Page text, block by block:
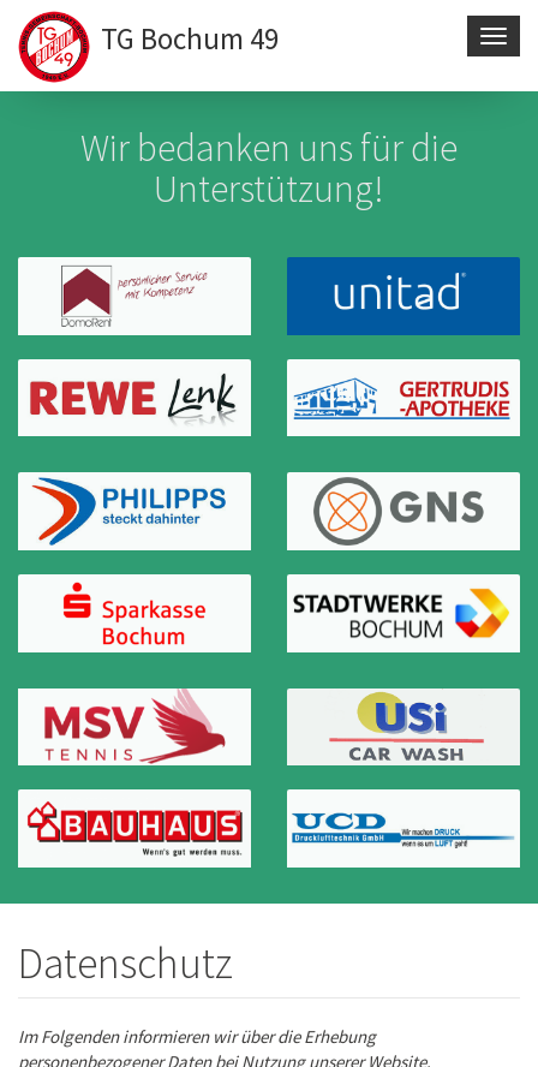
TG Bochum 49
Wir bedanken uns für die
Unterstützung!
Datenschutz
Im Folgenden informieren wir über die Erhebung
personenbezogener Daten bei Nutzung unserer Website.